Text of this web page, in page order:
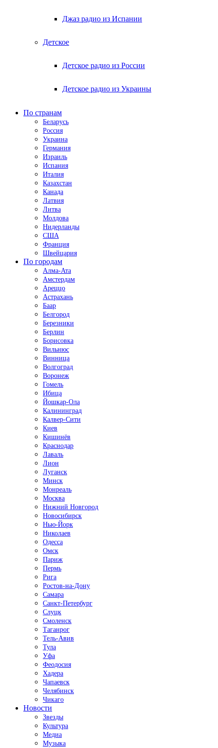
Джаз радио из Испании
Детское
Детское радио из России
Детское радио из Украины
По странам
Беларусь
Россия
Украина
Германия
Израиль
Испания
Италия
Казахстан
Канада
Латвия
Литва
Молдова
Нидерланды
США
Франция
Швейцария
По городам
Алма-Ата
Амстердам
Ареццо
Астрахань
Баар
Белгород
Березники
Берлин
Борисовка
Вильнюс
Винница
Волгоград
Воронеж
Гомель
Ибица
Йошкар-Ола
Калининград
Калвер-Сити
Киев
Кишинёв
Краснодар
Лаваль
Лион
Луганск
Минск
Монреаль
Москва
Нижний Новгород
Новосибирск
Нью-Йорк
Николаев
Одесса
Омск
Париж
Пермь
Рига
Ростов-на-Дону
Самара
Санкт-Петербург
Слуцк
Смоленск
Таганрог
Тель-Авив
Тула
Уфа
Феодосия
Хадера
Чапаевск
Челябинск
Чикаго
Новости
Звезды
Культура
Медиа
Музыка